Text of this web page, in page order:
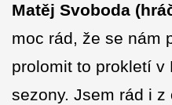
Matěj Svoboda
moc rád, že se nám
prolomit to prokletí
sezony. Jsem rád i